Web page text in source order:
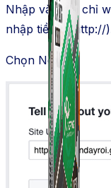
Nhập vào địa chỉ
nhập tiền tố http://
Chọn Next